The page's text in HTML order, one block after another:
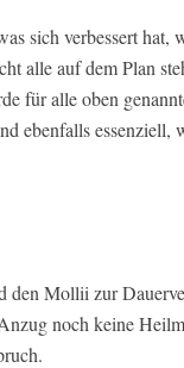
sich verbessert
alle auf dem Plan
für alle oben
ebenfalls essenziell,
den Mollii zur
noch keine